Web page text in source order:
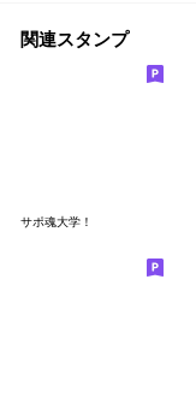
関連スタンプ
サポ魂大学！